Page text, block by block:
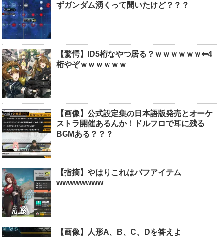
ずガンダム湧くって聞いたけど？？？
【驚愕】ID5桁なやつ居る？ｗｗｗｗｗｗ⇐4
桁やぞｗｗｗｗｗｗ
【画像】公式設定集の日本語版発売とオーケ
ストラ開催あるんか！ドルフロで耳に残る
BGMある？？？
【指摘】やはりこれはバフアイテム
wwwwwwww
【画像】人形A、B、C、Dを答えよ